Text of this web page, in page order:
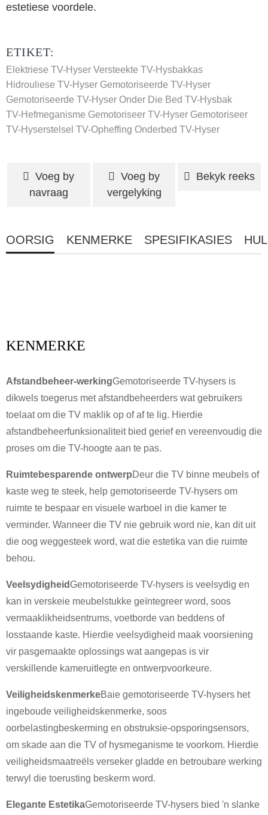
estetiese voordele.
ETIKET:
Elektriese TV-Hyser Versteekte TV-Hysbakkas
Hidrouliese TV-Hyser Gemotoriseerde TV-Hyser
Gemotoriseerde TV-Hyser Onder Die Bed TV-Hysbak
TV-Hefmeganisme Gemotoriseer TV-Hyser Gemotoriseer
TV-Hyserstelsel TV-Opheffing Onderbed TV-Hyser
Voeg by
navraag
Voeg by
vergelyking
Bekyk reeks
OORSIG KENMERKE SPESIFIKASIES
KENMERKE
Afstandbeheer-werkingGemotoriseerde TV-hysers is
dikwels toegerus met afstandbeheerders wat gebruikers
toelaat om die TV maklik op of af te lig. Hierdie
afstandbeheerfunksionaliteit bied gerief en vereenvoudig die
proses om die TV-hoogte aan te pas.
Ruimtebesparende ontwerpDeur die TV binne meubels of
kaste weg te steek, help gemotoriseerde TV-hysers om
ruimte te bespaar en visuele warboel in die kamer te
verminder. Wanneer die TV nie gebruik word nie, kan dit uit
die oog weggesteek word, wat die estetika van die ruimte
behou.
VeelsydigheidGemotoriseerde TV-hysers is veelsydig en
kan in verskeie meubelstukke geïntegreer word, soos
vermaaklikheidsentrums, voetborde van beddens of
losstaande kaste. Hierdie veelsydigheid maak voorsiening
vir pasgemaakte oplossings wat aangepas is vir
verskillende kameruitlegte en ontwerpvoorkeure.
VeiligheidskenmerkeBaie gemotoriseerde TV-hysers het
ingeboude veiligheidskenmerke, soos
oorbelastingbeskerming en obstruksie-opsporingsensors,
om skade aan die TV of hysmeganisme te voorkom. Hierdie
veiligheidsmaatreëls verseker gladde en betroubare werking
terwyl die toerusting beskerm word.
Elegante EstetikaGemotoriseerde TV-hysers bied 'n slanke
×
KIES JOU EIE IDENTITEIT
DIEN 'N VERSOEK IN